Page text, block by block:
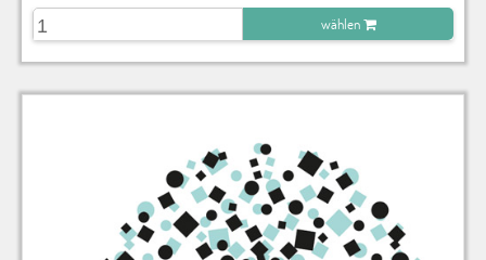
wählen
zu Warenkorb hinzugefügt.